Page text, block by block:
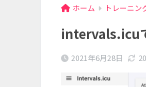
ホーム トレーニン
intervals.icu
2021年6月28日